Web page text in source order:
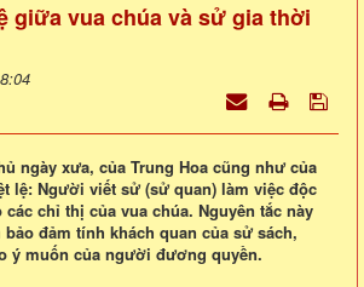
giữa vua chúa và sử gia thời
ngày xưa, của Trung Hoa cũng như của
lệ: Người viết sử (sử quan) làm việc độc
chỉ thị của vua chúa. Nguyên tắc này
đảm tính khách quan của sử sách,
ý muốn của người đương quyền.